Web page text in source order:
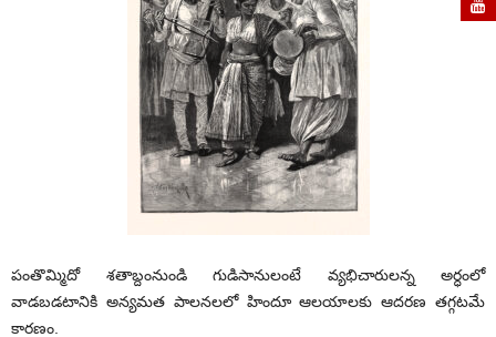
పంతొమ్మిదో శతాబ్దంనుండి గుడిసానులంటే వ్యభిచారులన్న అర్ధంలో
వాడబడటానికి అన్యమత పాలనలలో హిందూ ఆలయాలకు ఆదరణ తగ్గటమే
కారణం.